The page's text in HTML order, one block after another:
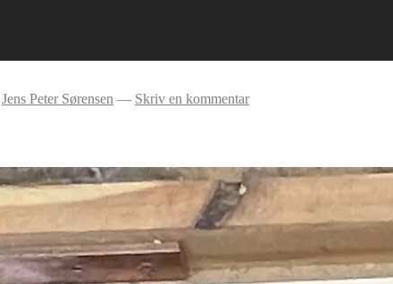
Jens Peter Sørensen — Skriv en kommentar